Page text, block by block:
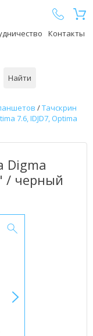
Контакты
Найти
/Тачскрин
7.6, IDJD7, Optima
Digma
/ черный